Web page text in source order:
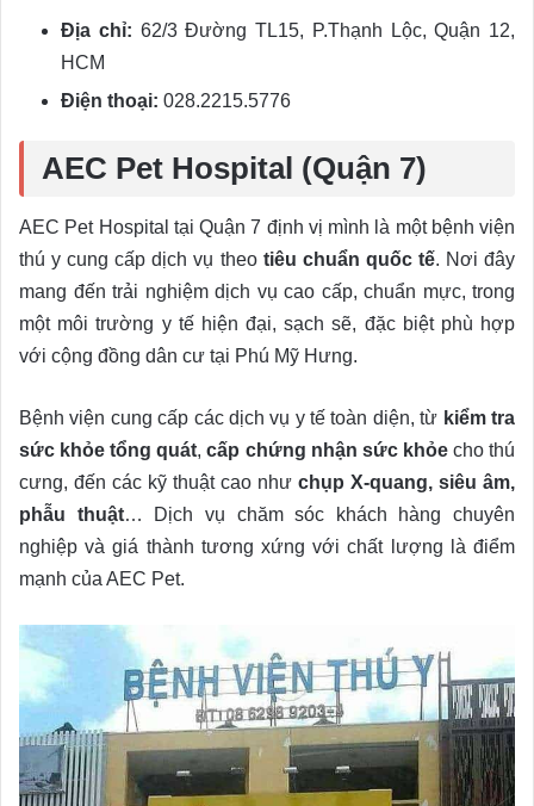
Địa chỉ: 62/3 Đường TL15, P.Thạnh Lộc, Quận 12,
HCM
Điện thoại: 028.2215.5776
AEC Pet Hospital (Quận 7)
AEC Pet Hospital tại Quận 7 định vị mình là một bệnh viện
thú y cung cấp dịch vụ theo tiêu chuẩn quốc tế. Nơi đây
mang đến trải nghiệm dịch vụ cao cấp, chuẩn mực, trong
một môi trường y tế hiện đại, sạch sẽ, đặc biệt phù hợp
với cộng đồng dân cư tại Phú Mỹ Hưng.
Bệnh viện cung cấp các dịch vụ y tế toàn diện, từ kiểm tra
sức khỏe tổng quát,cấp chứng nhận sức khỏe cho thú
cưng, đến các kỹ thuật cao như chụp X-quang, siêu âm,
phẫu thuật… Dịch vụ chăm sóc khách hàng chuyên
nghiệp và giá thành tương xứng với chất lượng là điểm
mạnh của AEC Pet.